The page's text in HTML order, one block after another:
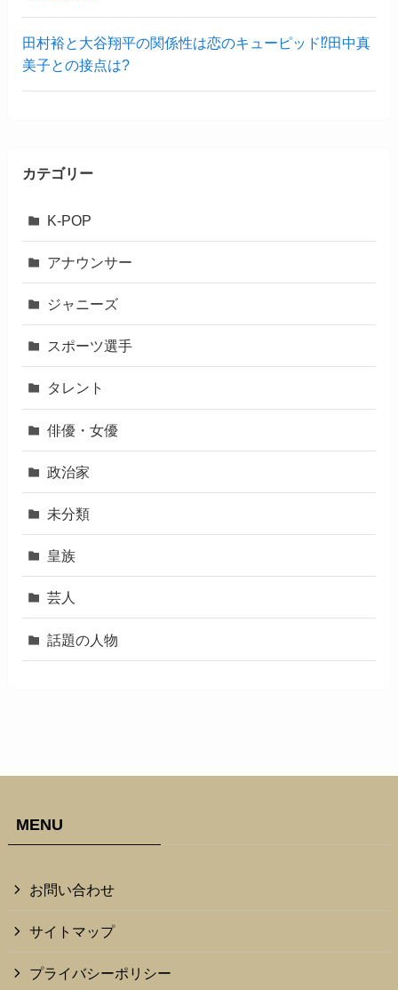
田村裕と大谷翔平の関係性は恋のキューピッド⁉︎田中真
美子との接点は?
カテゴリー
K-POP
アナウンサー
ジャニーズ
スポーツ選手
タレント
俳優・女優
政治家
未分類
皇族
芸人
話題の人物
MENU
お問い合わせ
サイトマップ
プライバシーポリシー